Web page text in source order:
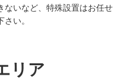
ないなど、特殊設置はお任せ
さい。
リア